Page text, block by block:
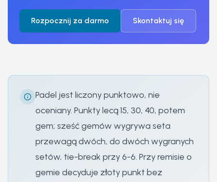
Rozpocznij za darmo Skontaktuj się
Padel jest liczony punktowo, nie
oceniany. Punkty lecą 15, 30, 40, potem
gem; sześć gemów wygrywa seta
przewagą dwóch, do dwóch wygranych
setów, tie-break przy 6-6. Przy remisie o
gemie decyduje złoty punkt bez